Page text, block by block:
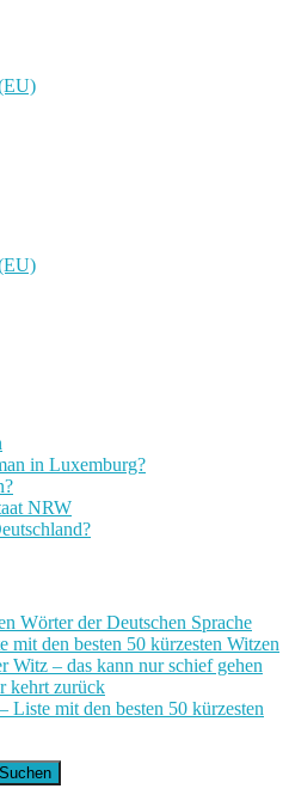
in Luxemburg?
NRW
Wörter der Deutschen Sprache
mit den besten 50 kürzesten Witzen
Witz – das kann nur schief gehen
kehrt zurück
Liste mit den besten 50 kürzesten